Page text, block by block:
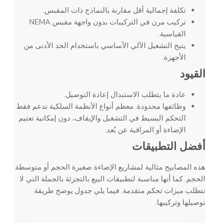
تكلفة إجمالية أقل مقارنة بالنماذج ذات المقبس.
تركيب مرن في التركيبات بدون واجهة مقبس NEMA
القياسية.
يتيح التشغيل الآلي الأساسي باستخدام الحد الأدنى من
الأجهزة.
القيود
عادة ما يتطلب الاستبدال إعادة التوصيل.
وظائفها محدودة. معظم أنواع الأنظمة السلكية تدعم فقط
التحكم البسيط في التشغيل والإيقاف، دون إمكانية تعتيم
الإضاءة أو المراقبة عن بُعد.
أفضل التطبيقات
هذه المصابيح مثالية لمشاريع الإضاءة صغيرة الحجم أو متوسطة
الحجم. كما أنها مناسبة لتطبيقات البيع بالتجزئة بالجملة التي لا
تتطلب ميزات تحكم متقدمة. فيما يلي جدول يوضح طريقة
توصيلها وتركيبها.